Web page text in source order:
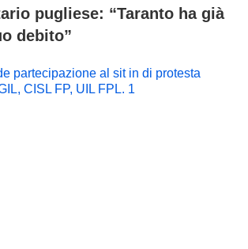
pugliese: “Taranto ha già
debito”